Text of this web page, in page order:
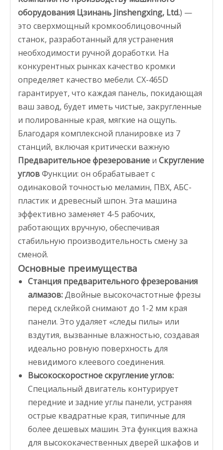
оборудования Цзинань Jinshengxing, Ltd.) —
это сверхмощный кромкооблицовочный
станок, разработанный для устранения
необходимости ручной доработки. На
конкурентных рынках качество кромки
определяет качество мебели. CX-465D
гарантирует, что каждая панель, покидающая
ваш завод, будет иметь чистые, закругленные
и полированные края, мягкие на ощупь.
Благодаря комплексной планировке из 7
станций, включая критически важную
Предварительное фрезерование и Скругление
угловФункции: он обрабатывает с
одинаковой точностью меламин, ПВХ, АБС-
пластик и древесный шпон. Эта машина
эффективно заменяет 4-5 рабочих,
работающих вручную, обеспечивая
стабильную производительность смену за
сменой.
Основные преимущества
Станция предварительного фрезерования
алмазов:Двойные высокочастотные фрезы
перед склейкой снимают до 1-2 мм края
панели. Это удаляет «следы пилы» или
вздутия, вызванные влажностью, создавая
идеально ровную поверхность для
невидимого клеевого соединения.
Высокоскоростное скругление углов:
Специальный двигатель контурирует
передние и задние углы панели, устраняя
острые квадратные края, типичные для
более дешевых машин. Эта функция важна
для высококачественных дверей шкафов и